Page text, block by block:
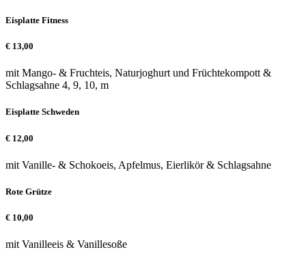
Eisplatte Fitness
€ 13,00
mit Mango- & Fruchteis, Naturjoghurt und Früchtekompott &
Schlagsahne 4, 9, 10, m
Eisplatte Schweden
€ 12,00
mit Vanille- & Schokoeis, Apfelmus, Eierlikör & Schlagsahne
Rote Grütze
€ 10,00
mit Vanilleeis & Vanillesoße